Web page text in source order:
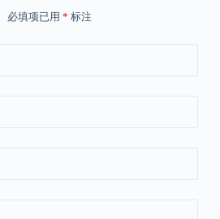
必填项已用 * 标注